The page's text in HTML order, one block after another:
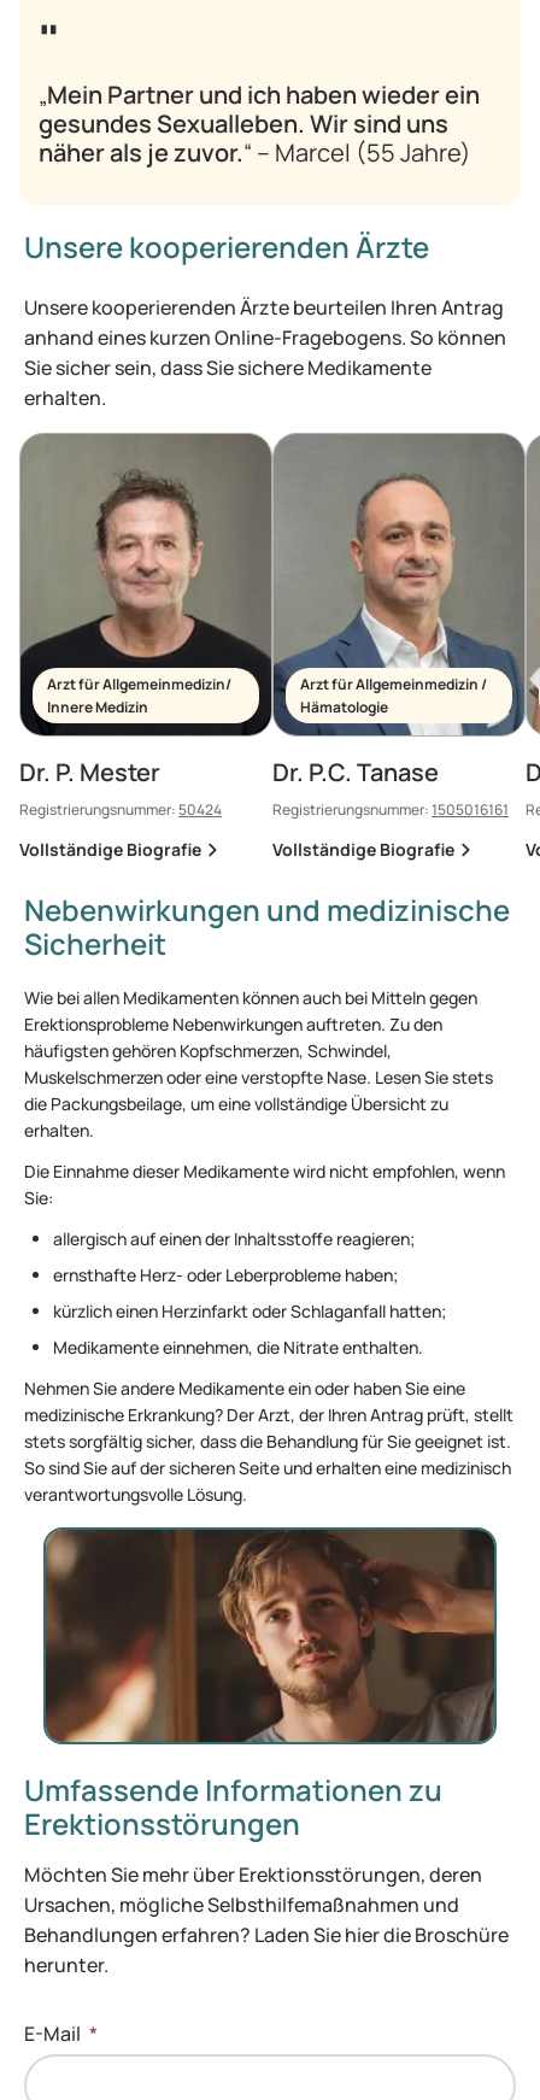
„Mein Partner und ich haben wieder ein
gesundes Sexualleben. Wir sind uns
näher als je zuvor.“ – Marcel (55 Jahre)
Unsere kooperierenden Ärzte
Unsere kooperierenden Ärzte beurteilen Ihren Antrag
anhand eines kurzen Online-Fragebogens. So können
Sie sicher sein, dass Sie sichere Medikamente
erhalten.
Arzt für Allgemeinmedizin/
Innere Medizin
Dr. P. Mester
Registrierungsnummer:50424
Vollständige Biografie
Arzt für Allgemeinmedizin /
Hämatologie
Dr. P.C. Tanase
Registrierungsnummer:1505016161
Vollständige Biografie
Nebenwirkungen und medizinische
Sicherheit
Wie bei allen Medikamenten können auch bei Mitteln gegen
Erektionsprobleme Nebenwirkungen auftreten. Zu den
häufigsten gehören Kopfschmerzen, Schwindel,
Muskelschmerzen oder eine verstopfte Nase. Lesen Sie stets
die Packungsbeilage, um eine vollständige Übersicht zu
erhalten.
Die Einnahme dieser Medikamente wird nicht empfohlen, wenn
Sie:
allergisch auf einen der Inhaltsstoffe reagieren;
ernsthafte Herz- oder Leberprobleme haben;
kürzlich einen Herzinfarkt oder Schlaganfall hatten;
Medikamente einnehmen, die Nitrate enthalten.
Nehmen Sie andere Medikamente ein oder haben Sie eine
medizinische Erkrankung? Der Arzt, der Ihren Antrag prüft, stellt
stets sorgfältig sicher, dass die Behandlung für Sie geeignet ist.
So sind Sie auf der sicheren Seite und erhalten eine medizinisch
verantwortungsvolle Lösung.
Umfassende Informationen zu
Erektionsstörungen
Möchten Sie mehr über Erektionsstörungen, deren
Ursachen, mögliche Selbsthilfemaßnahmen und
Behandlungen erfahren? Laden Sie hier die Broschüre
herunter.
E-Mail *